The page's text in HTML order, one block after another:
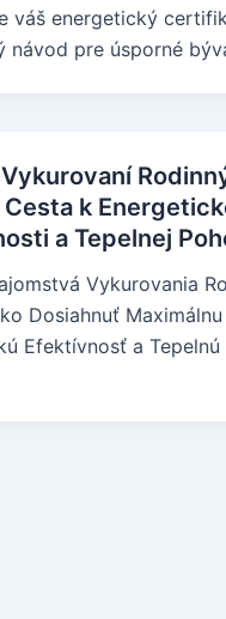
váš energetický
návod pre úsporné
Cesta k
a Tepelnej
Vykurovania
Dosiahnuť Maximálnu
Efektívnosť a Tepelnú